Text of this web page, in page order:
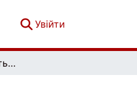
Увійти
Каталітична активність модифікованого активованого вугілля в реакції дегідратації нижчих насичених спиртів